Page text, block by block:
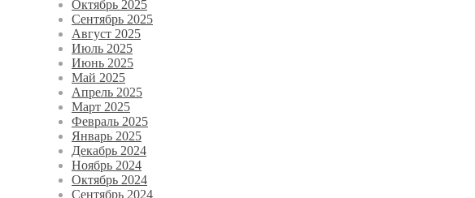
Октябрь 2025
Сентябрь 2025
Август 2025
Июль 2025
Июнь 2025
Май 2025
Апрель 2025
Март 2025
Февраль 2025
Январь 2025
Декабрь 2024
Ноябрь 2024
Октябрь 2024
Сентябрь 2024